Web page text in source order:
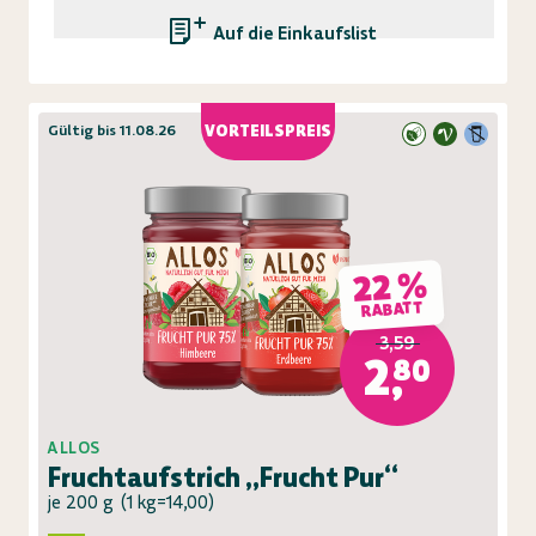
Auf die Einkaufsliste
VORTEILSPREIS
Gültig bis 11.08.26
22 %
RABATT
3,59
2,80
ALLOS
Fruchtaufstrich „Frucht Pur“
je 200 g (1 kg=14,00)